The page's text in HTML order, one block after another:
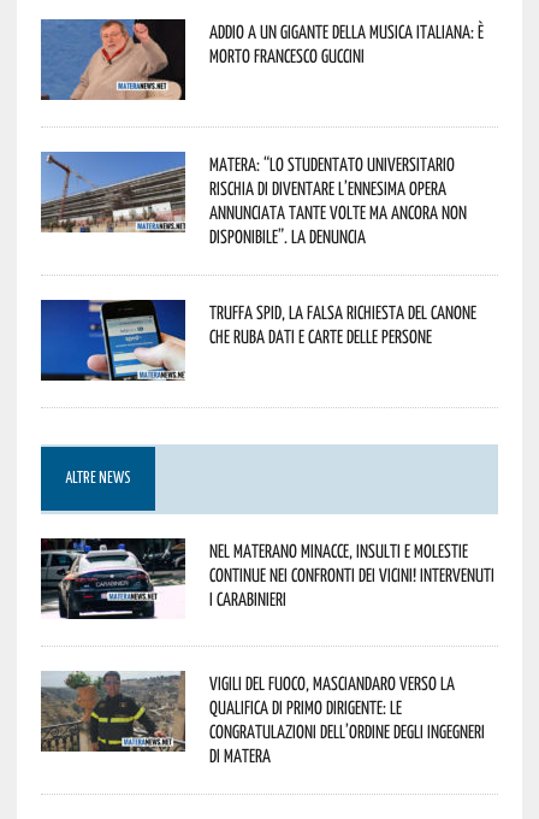
Addio a un gigante della musica italiana: è
morto Francesco Guccini
Matera: “Lo studentato universitario
rischia di diventare l’ennesima opera
annunciata tante volte ma ancora non
disponibile”. La denuncia
Truffa Spid, la falsa richiesta del canone
che ruba dati e carte delle persone
ALTRE NEWS
Nel materano minacce, insulti e molestie
continue nei confronti dei vicini! Intervenuti
i Carabinieri
Vigili del Fuoco, Masciandaro verso la
qualifica di Primo Dirigente: le
congratulazioni dell’Ordine degli Ingegneri
di Matera